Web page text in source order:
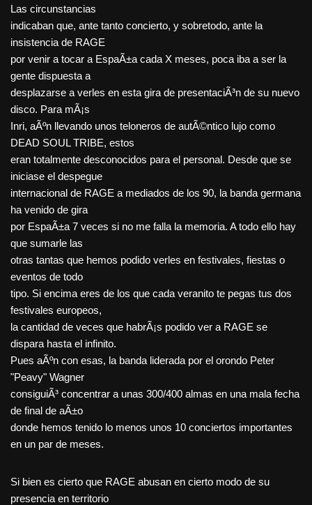
Las circunstancias
indicaban que, ante tanto concierto, y sobretodo, ante la
insistencia de RAGE
por venir a tocar a EspaÃ±a cada X meses, poca iba a ser la
gente dispuesta a
desplazarse a verles en esta gira de presentaciÃ³n de su nuevo
disco. Para mÃ¡s
Inri, aÃºn llevando unos teloneros de autÃ©ntico lujo como
DEAD SOUL TRIBE, estos
eran totalmente desconocidos para el personal. Desde que se
iniciase el despegue
internacional de RAGE a mediados de los 90, la banda germana
ha venido de gira
por EspaÃ±a 7 veces si no me falla la memoria. A todo ello hay
que sumarle las
otras tantas que hemos podido verles en festivales, fiestas o
eventos de todo
tipo. Si encima eres de los que cada veranito te pegas tus dos
festivales europeos,
la cantidad de veces que habrÃ¡s podido ver a RAGE se
dispara hasta el infinito.
Pues aÃºn con esas, la banda liderada por el orondo Peter
"Peavy" Wagner
consiguiÃ³ concentrar a unas 300/400 almas en una mala fecha
de final de aÃ±o
donde hemos tenido lo menos unos 10 conciertos importantes
en un par de meses.
Si bien es cierto que RAGE abusan en cierto modo de su
presencia en territorio